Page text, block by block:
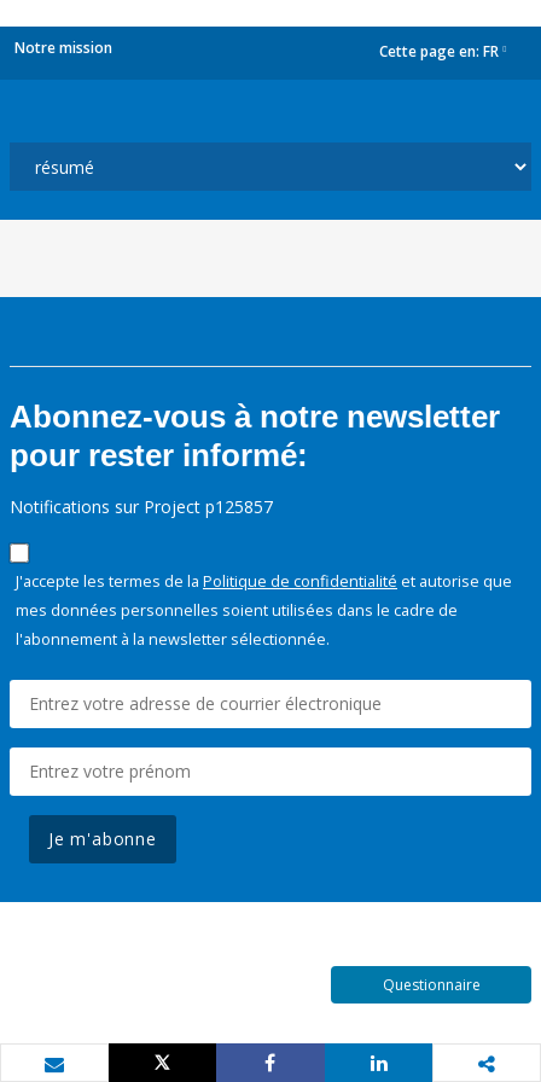
Notre mission Cette page en: FR
Abonnez-vous à notre newsletter
pour rester informé:
Notifications sur Project p125857
J'accepte les termes de la Politique de confidentialité et autorise que
mes données personnelles soient utilisées dans le cadre de
l'abonnement à la newsletter sélectionnée.
Je m'abonne
Questionnaire